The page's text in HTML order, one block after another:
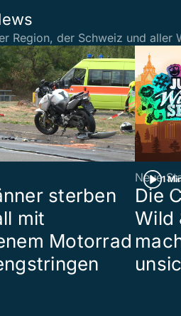
Region, der Schweiz und aller
sterben
mit
Motorrad
1
Neue
Die
Wild